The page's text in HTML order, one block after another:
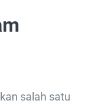
salah satu